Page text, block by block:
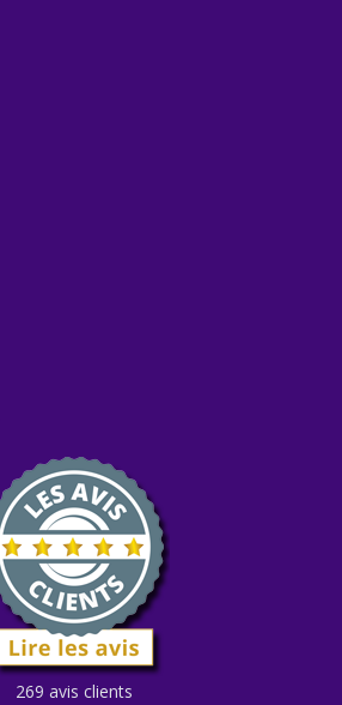
269 avis clients